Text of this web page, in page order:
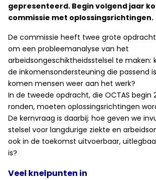
gepresenteerd. Begin volgend jaar
commissie met oplossingsrichtingen.
De commissie heeft twee grote
om een probleemanalyse van het
arbeidsongeschiktheidsstelsel te maken:
de inkomensondersteuning die passend
komen mensen weer aan het werk?
In de tweede opdracht, die OCTAS
ronden, moeten oplossingsrichtingen
De kernvraag is daarbij: hoe geven we
stelsel voor langdurige ziekte en
ook in de toekomst uitvoerbaar,
is?
Veel knelpunten in